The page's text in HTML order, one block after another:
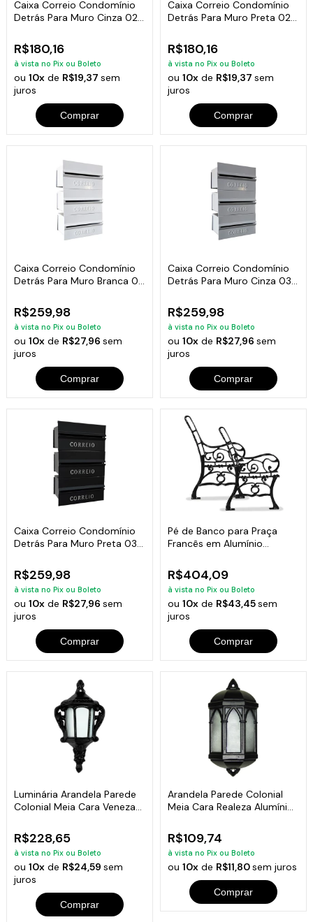
Caixa Correio Condomínio
Detrás Para Muro Cinza 02
R$180,16
à vista no Pix ou Boleto
ou10x de R$19,37sem
juros
Comprar
Caixa Correio Condomínio
Detrás Para Muro Preta 02
R$180,16
à vista no Pix ou Boleto
ou 10xde R$19,37 sem
juros
Comprar
Caixa Correio Condomínio
Detrás Para Muro Branca 03
R$259,98
à vista no Pix ou Boleto
ou10x de R$27,96sem
juros
Comprar
Caixa Correio Condomínio
Detrás Para Muro Cinza 03
R$259,98
à vista no Pix ou Boleto
ou 10xde R$27,96 sem
juros
Comprar
Caixa Correio Condomínio
Detrás Para Muro Preta 03
R$259,98
à vista no Pix ou Boleto
ou10x de R$27,96sem
juros
Comprar
Pé de Banco para Praça
Francês em Alumínio
R$404,09
à vista no Pix ou Boleto
ou 10xde R$43,45sem
juros
Comprar
Luminária Arandela Parede
Colonial Meia Cara Veneza
R$228,65
à vista no Pix ou Boleto
ou10x de R$24,59sem
juros
Comprar
Arandela Parede Colonial
Meia Cara Realeza Alumínio
R$109,74
à vista no Pix ou Boleto
ou 10xde R$11,80sem juros
Comprar